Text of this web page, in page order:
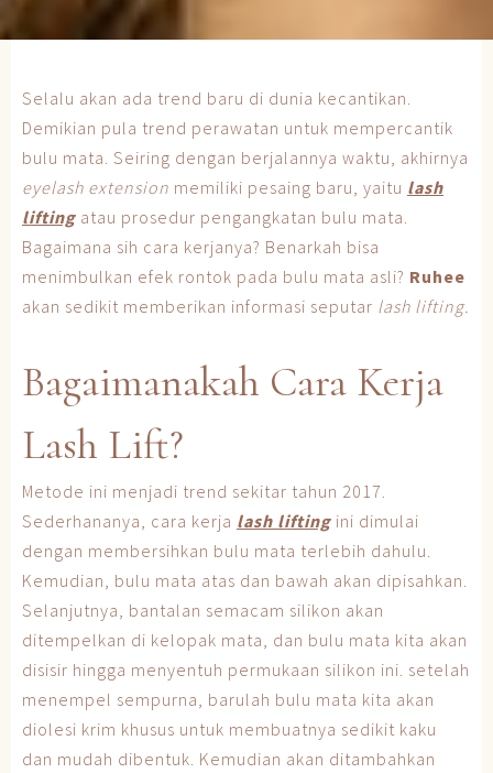
Selalu akan ada trend baru di dunia kecantikan.
Demikian pula trend perawatan untuk mempercantik
bulu mata. Seiring dengan berjalannya waktu, akhirnya
eyelash extension memiliki pesaing baru, yaitu lash
lifting atau prosedur pengangkatan bulu mata.
Bagaimana sih cara kerjanya? Benarkah bisa
menimbulkan efek rontok pada bulu mata asli? Ruhee
akan sedikit memberikan informasi seputar lash lifting.
Bagaimanakah Cara Kerja
Lash Lift?
Metode ini menjadi trend sekitar tahun 2017.
Sederhananya, cara kerja lash lifting ini dimulai
dengan membersihkan bulu mata terlebih dahulu.
Kemudian, bulu mata atas dan bawah akan dipisahkan.
Selanjutnya, bantalan semacam silikon akan
ditempelkan di kelopak mata, dan bulu mata kita akan
disisir hingga menyentuh permukaan silikon ini. setelah
menempel sempurna, barulah bulu mata kita akan
diolesi krim khusus untuk membuatnya sedikit kaku
dan mudah dibentuk. Kemudian akan ditambahkan